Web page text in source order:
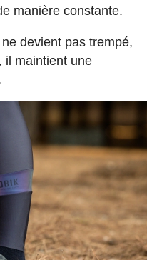
manière constante.
devient pas trempé,
il maintient une